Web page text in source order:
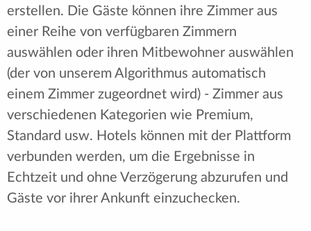
erstellen. Die Gäste können ihre Zimmer aus
einer Reihe von verfügbaren Zimmern
auswählen oder ihren Mitbewohner auswählen
(der von unserem Algorithmus automatisch
einem Zimmer zugeordnet wird) - Zimmer aus
verschiedenen Kategorien wie Premium,
Standard usw. Hotels können mit der Plattform
verbunden werden, um die Ergebnisse in
Echtzeit und ohne Verzögerung abzurufen und
Gäste vor ihrer Ankunft einzuchecken.